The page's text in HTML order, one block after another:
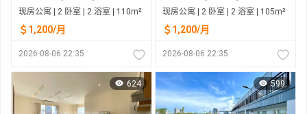
现房公寓 | 2 卧室 | 2 浴室 | 110m²
＄1,200/月
2026-08-06 22:35
现房公寓 | 2 卧室 | 2 浴室 | 105m²
＄1,200/月
2026-08-06 22:35
624 599